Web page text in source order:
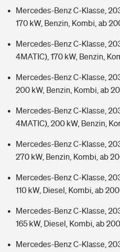
Mercedes-Benz C-Klasse,
170 kW, Benzin, Kombi, ab
Mercedes-Benz C-Klasse,
4MATIC), 170 kW, Benzin,
Mercedes-Benz C-Klasse,
200 kW, Benzin, Kombi, ab
Mercedes-Benz C-Klasse,
4MATIC), 200 kW, Benzin,
Mercedes-Benz C-Klasse,
270 kW, Benzin, Kombi, ab
Mercedes-Benz C-Klasse,
110 kW, Diesel, Kombi, ab
Mercedes-Benz C-Klasse,
165 kW, Diesel, Kombi, ab
Mercedes-Benz C-Klasse,